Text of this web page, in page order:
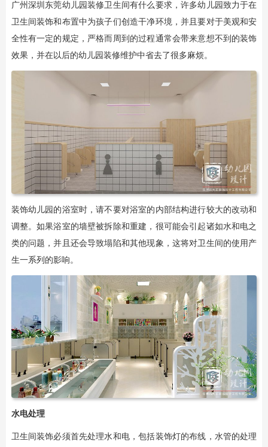
广州深圳东莞幼儿园装修卫生间有什么要求，许多幼儿园致力于在
卫生间装饰和布置中为孩子们创造干净环境，并且要对于美观和安
全性有一定的规定，严格而周到的过程通常会带来意想不到的装饰
效果，并在以后的幼儿园装修维护中省去了很多麻烦。
装饰幼儿园的浴室时，请不要对浴室的内部结构进行较大的改动和
调整。如果浴室的墙壁被拆除和重建，很可能会引起诸如水和电之
类的问题，并且还会导致塌陷和其他现象，这将对卫生间的使用产
生一系列的影响。
水电处理
卫生间装饰必须首先处理水和电，包括装饰灯的布线，水管的处理